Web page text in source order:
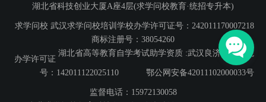
湖北省科技创业大厦A座4层(求学问校教育·统招专升本)
武汉求学问校培训学校办学许可证号：242011170007218
求学问校
商标注册号：38054260
湖北省高等教育自学考试助学资质 :武汉良济专修学院
办学许可证
号：142011122025110
鄂公网安备42011102000033号
监督电话：15972130058